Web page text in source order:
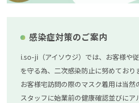
感染症対策のご案内
i.so-ji（アイソウジ）では、お客様や
を守る為、二次感染防止に努めており
お客様宅訪問の際のマスク着用は当然
スタッフに始業前の健康確認並びにア